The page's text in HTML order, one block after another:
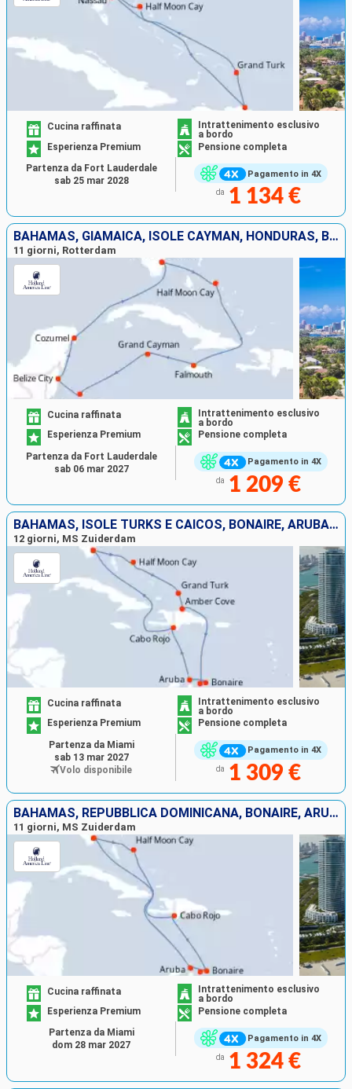
Pagamento in 4X
Cucina raffinata
Intrattenimento esclusivo
a bordo
Esperienza Premium
Pensione completa
da 1 134 €
Partenza da Fort Lauderdale
sab 25 mar 2028
BAHAMAS, GIAMAICA, ISOLE CAYMAN, HONDURAS, BELIZE, MESSICO, STATI UNITI
11 giorni, Rotterdam
Pagamento in 4X
Cucina raffinata
Intrattenimento esclusivo
a bordo
Esperienza Premium
Pensione completa
da 1 209 €
Partenza da Fort Lauderdale
sab 06 mar 2027
BAHAMAS, ISOLE TURKS E CAICOS, BONAIRE, ARUBA, REPUBBLICA DOMINICANA, STATI UNITI
12 giorni, MS Zuiderdam
Pagamento in 4X
Cucina raffinata
Intrattenimento esclusivo
a bordo
Esperienza Premium
Pensione completa
da 1 309 €
Partenza da Miami
sab 13 mar 2027
Volo disponibile
BAHAMAS, REPUBBLICA DOMINICANA, BONAIRE, ARUBA, STATI UNITI
11 giorni, MS Zuiderdam
Pagamento in 4X
Cucina raffinata
Intrattenimento esclusivo
a bordo
Esperienza Premium
Pensione completa
da 1 324 €
Partenza da Miami
dom 28 mar 2027